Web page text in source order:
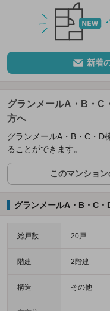
新着
グランメールA・B・C
方へ
グランメールA・B・C・D
ることができます。
このマンション
グランメールA・B・C・
総戸数 20戸
階建 2階建
構造 その他